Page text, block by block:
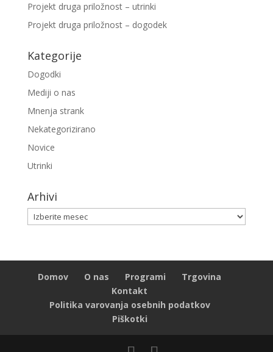
Projekt druga priložnost – utrinki
Projekt druga priložnost – dogodek
Kategorije
Dogodki
Mediji o nas
Mnenja strank
Nekategorizirano
Novice
Utrinki
Arhivi
Arhivi
Domov O nas Programi
Trgovina
Kontakt
Politika varovanja osebnih podatkov
Piškotki